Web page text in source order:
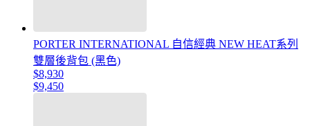
PORTER INTERNATIONAL 自信經典 NEW HEAT系列
雙層後背包 (黑色)
$8,930
$9,450